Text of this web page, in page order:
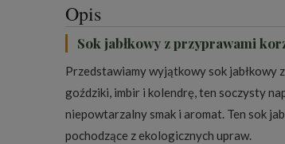
Opis
Sok jabłkowy z przyprawami
Przedstawiamy wyjątkowy sok jabłkowy
goździki, imbir i kolendrę, ten soczysty
niepowtarzalny smak i aromat. Ten sok
pochodzące z ekologicznych upraw.